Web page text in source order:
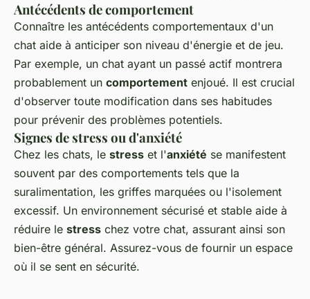
Antécédents de comportement
Connaître les antécédents comportementaux d'un
chat aide à anticiper son niveau d'énergie et de jeu.
Par exemple, un chat ayant un passé actif montrera
probablement un comportement enjoué. Il est crucial
d'observer toute modification dans ses habitudes
pour prévenir des problèmes potentiels.
Signes de stress ou d'anxiété
Chez les chats, le stress et l'anxiété se manifestent
souvent par des comportements tels que la
suralimentation, les griffes marquées ou l'isolement
excessif. Un environnement sécurisé et stable aide à
réduire le stress chez votre chat, assurant ainsi son
bien-être général. Assurez-vous de fournir un espace
où il se sent en sécurité.